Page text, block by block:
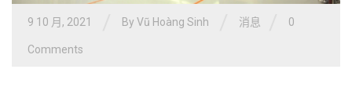
9 10 月, 2021 By Vũ Hoàng Sinh 消息 0
Comments